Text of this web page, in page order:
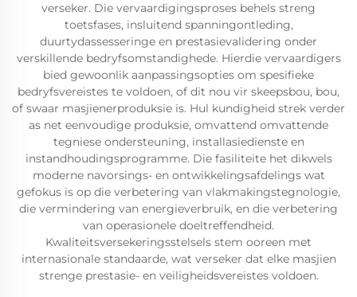
verseker. Die vervaardigingsproses behels streng
toetsfases, insluitend spanningontleding,
duurtydassesseringe en prestasievalidering onder
verskillende bedryfsomstandighede. Hierdie vervaardigers
bied gewoonlik aanpassingsopties om spesifieke
bedryfsvereistes te voldoen, of dit nou vir skeepsbou, bou,
of swaar masjienerproduksie is. Hul kundigheid strek verder
as net eenvoudige produksie, omvattend omvattende
tegniese ondersteuning, installasiedienste en
instandhoudingsprogramme. Die fasiliteite het dikwels
moderne navorsings- en ontwikkelingsafdelings wat
gefokus is op die verbetering van vlakmakingstegnologie,
die vermindering van energieverbruik, en die verbetering
van operasionele doeltreffendheid.
Kwaliteitsversekeringsstelsels stem ooreen met
internasionale standaarde, wat verseker dat elke masjien
strenge prestasie- en veiligheidsvereistes voldoen.